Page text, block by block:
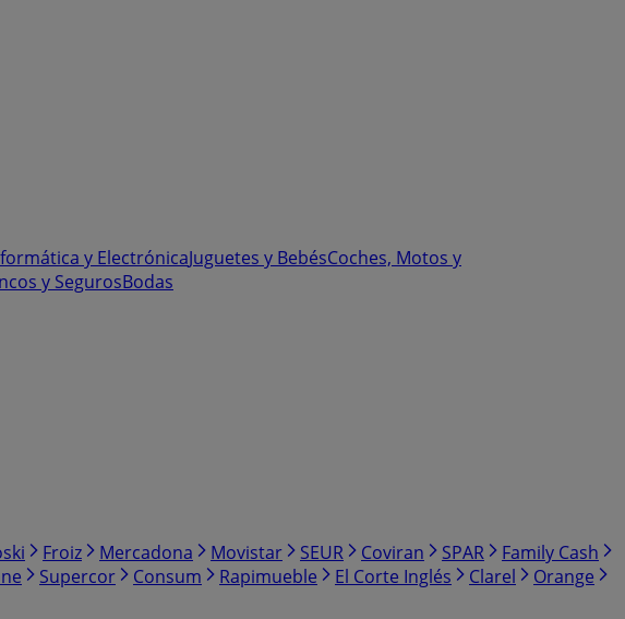
y ElectrónicaJuguetes y BebésCoches, Motos y
y SegurosBodas
Froiz Mercadona Movistar SEUR Coviran SPAR
Family Cash
Supercor Consum Rapimueble El Corte Inglés Clarel
Orange